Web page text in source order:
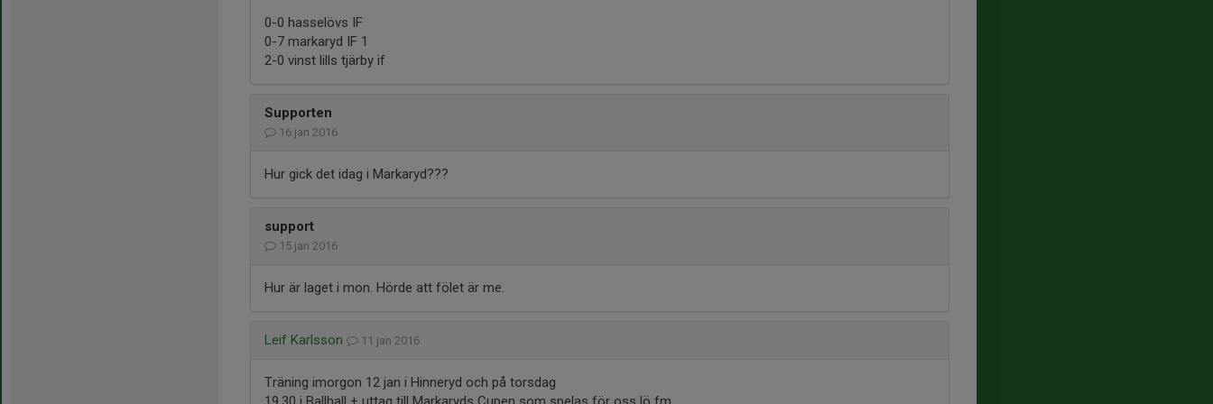
0-0 hasselövs IF
0-7 markaryd IF 1
2-0 vinst lills tjärby if
Supporten
16 jan 2016
Hur gick det idag i Markaryd???
support
15 jan 2016
Hur är laget i mon. Hörde att fölet är me.
Leif Karlsson 11 jan 2016
Träning imorgon 12 jan i Hinneryd och på torsdag